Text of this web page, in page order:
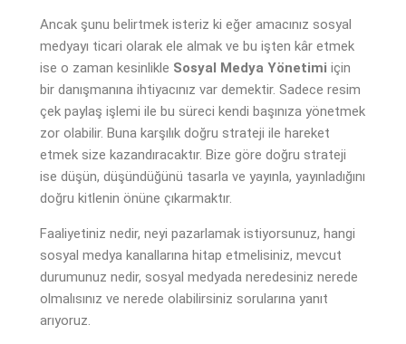
Ancak şunu belirtmek isteriz ki eğer amacınız sosyal
medyayı ticari olarak ele almak ve bu işten kâr etmek
ise o zaman kesinlikle Sosyal Medya Yönetimi için
bir danışmanına ihtiyacınız var demektir. Sadece resim
çek paylaş işlemi ile bu süreci kendi başınıza yönetmek
zor olabilir. Buna karşılık doğru strateji ile hareket
etmek size kazandıracaktır. Bize göre doğru strateji
ise düşün, düşündüğünü tasarla ve yayınla, yayınladığını
doğru kitlenin önüne çıkarmaktır.
Faaliyetiniz nedir, neyi pazarlamak istiyorsunuz, hangi
sosyal medya kanallarına hitap etmelisiniz, mevcut
durumunuz nedir, sosyal medyada neredesiniz nerede
olmalısınız ve nerede olabilirsiniz sorularına yanıt
arıyoruz.